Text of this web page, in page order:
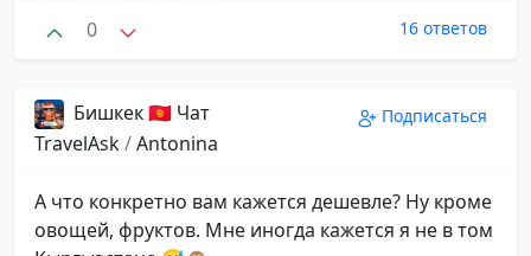
0 16 ответов
Бишкек 🇰🇬 Чат
TravelAsk/Antonina
Подписаться
А что конкретно вам кажется дешевле? Ну кроме
овощей, фруктов. Мне иногда кажется я не в том